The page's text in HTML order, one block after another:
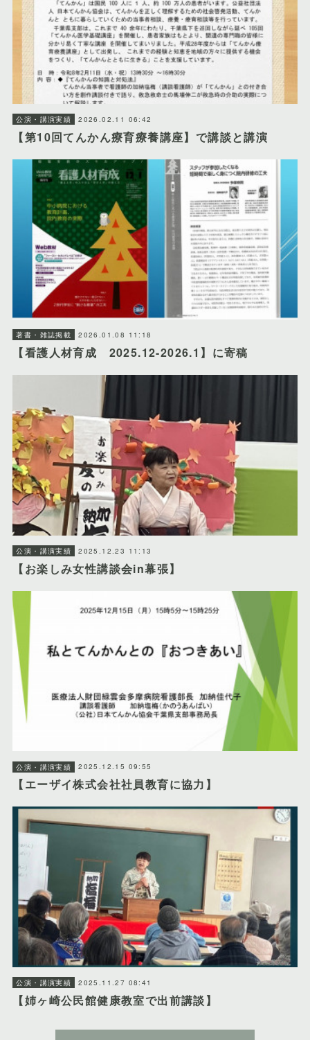
公演・講演実績 2026.02.11 06:42
【第10回てんかん療育療養講座】で講談と講演
著書・雑誌掲載 2026.01.08 11:18
【看護人材育成 2025.12-2026.1】に寄稿
公演・講演実績 2025.12.23 11:13
【お楽しみ女性講談会in幕張】
公演・講演実績 2025.12.15 09:55
【エーザイ株式会社社員教育に協力】
公演・講演実績 2025.11.27 08:41
【姉ヶ崎公民館健康教室で出前講談】